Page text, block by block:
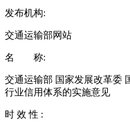
发布机构:
交通运输部网站
名 称:
交通运输部 国家发展改革委
行业信用体系的实施意见
时 效 性 :